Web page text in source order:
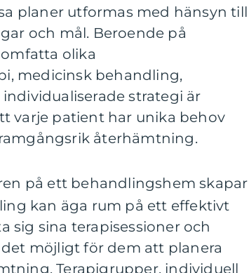
planer utformas med hänsyn till
och mål. Beroende på
olika
medicinsk behandling,
strategi är
varje patient har unika behov
återhämtning.
på ett behandlingshem skapar
kan äga rum på ett effektivt
sig sina terapisessioner och
möjligt för dem att planera
Terapigrupper, individuell